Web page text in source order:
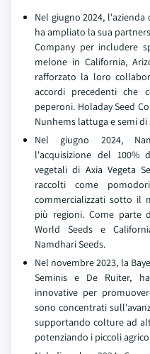
Nel giugno 2024, l'azienda
ha ampliato la sua
Company per includere
melone in California,
rafforzato la loro
accordi precedenti che
peperoni. Holaday Seed
Nunhems lattuga e semi di
Nel giugno 2024,
l'acquisizione del
vegetali di Axia Vegeta
raccolti come
commercializzati sotto il
più regioni. Come parte
World Seeds e
Namdhari Seeds.
Nel novembre 2023, la
Seminis e De Ruiter,
innovative per
sono concentrati
supportando colture ad
potenziando i piccoli